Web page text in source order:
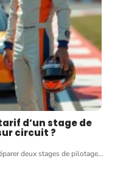
d’un stage de
circuit ?
deux stages de pilotage…